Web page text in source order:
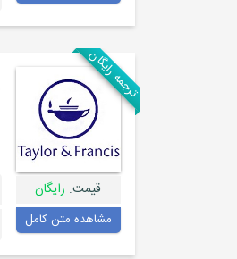
ترجمه رایگان
قیمت: رایگان
مشاهده متن کامل